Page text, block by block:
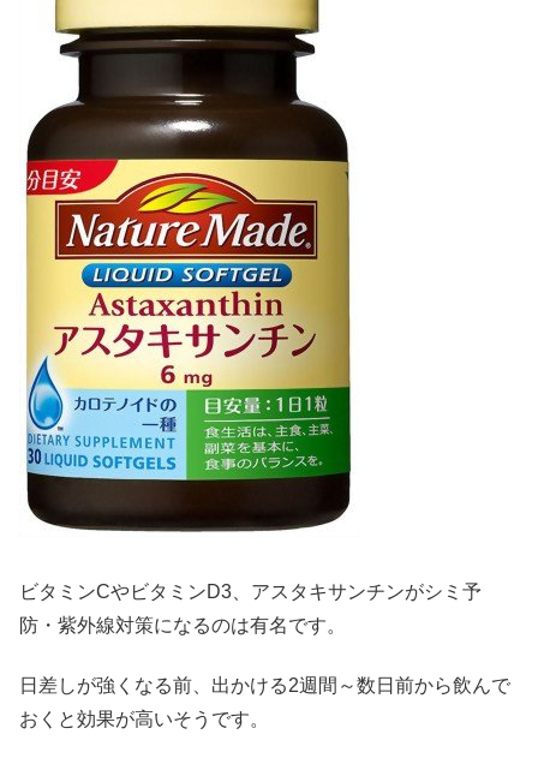
ビタミンCやビタミンD3、アスタキサンチンがシミ予
防・紫外線対策になるのは有名です。
日差しが強くなる前、出かける2週間～数日前から飲んで
おくと効果が高いそうです。